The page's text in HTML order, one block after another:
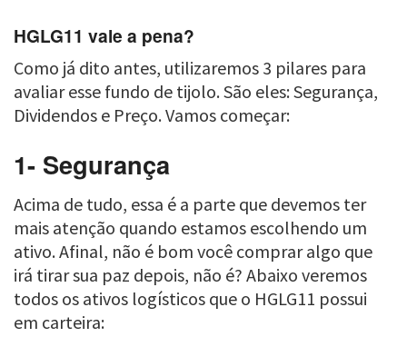
HGLG11 vale a pena?
Como já dito antes, utilizaremos 3 pilares para
avaliar esse fundo de tijolo. São eles: Segurança,
Dividendos e Preço. Vamos começar:
1- Segurança
Acima de tudo, essa é a parte que devemos ter
mais atenção quando estamos escolhendo um
ativo. Afinal, não é bom você comprar algo que
irá tirar sua paz depois, não é? Abaixo veremos
todos os ativos logísticos que o HGLG11 possui
em carteira: